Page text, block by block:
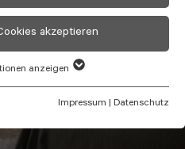
akzeptieren
anzeigen
Impressum | Datenschutz